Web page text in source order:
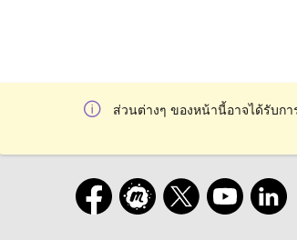
ส่วนต่างๆ ของหน้านี้อาจได้รับกา